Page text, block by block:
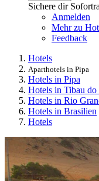
Sichere dir
Anmelden
Mehr zu
Feedback
Hotels
Aparthotels in Pipa
Hotels in Pipa
Hotels in Tibau do
Hotels in Rio
Hotels in Brasilien
Hotels